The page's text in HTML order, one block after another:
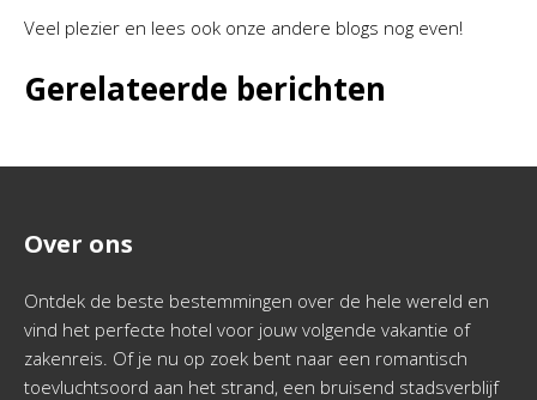
Veel plezier en lees ook onze andere blogs nog even!
Gerelateerde berichten
Over ons
Ontdek de beste bestemmingen over de hele wereld en
vind het perfecte hotel voor jouw volgende vakantie of
zakenreis. Of je nu op zoek bent naar een romantisch
toevluchtsoord aan het strand, een bruisend stadsverblijf